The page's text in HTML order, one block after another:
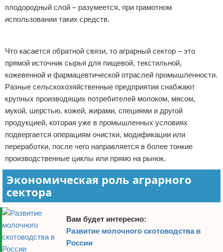
плодородный слой – разумеется, при грамотном
использовании таких средств.
Что касается обратной связи, то аграрный сектор – это
прямой источник сырья для пищевой, текстильной,
кожевенной и фармацевтической отраслей промышленности.
Разные сельскохозяйственные предприятия снабжают
крупных производящих потребителей молоком, мясом,
мукой, шерстью, кожей, жирами, специями и другой
продукцией, которая уже в промышленных условиях
подвергается операциям очистки, модификации или
переработки, после чего направляется в более тонкие
производственные циклы или прямо на рынок.
Экономическая роль аграрного
сектора
Вам будет интересно:
Развитие молочного скотоводства в
России